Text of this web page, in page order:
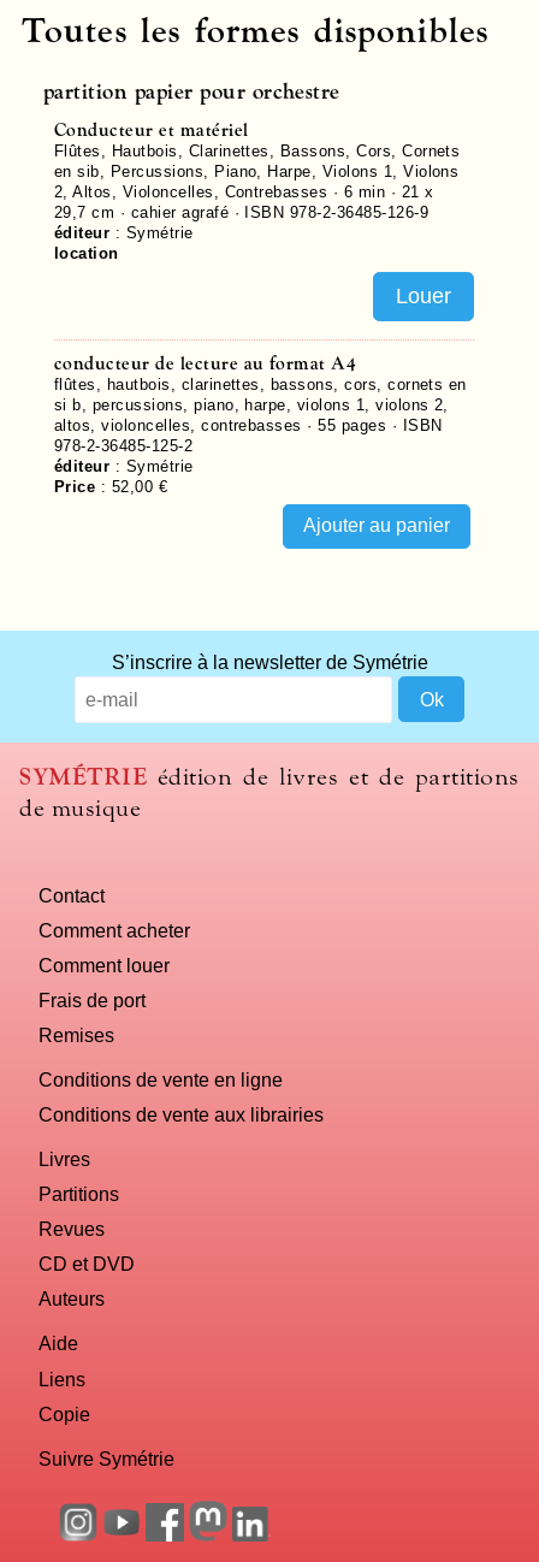
Toutes les formes disponibles
partition papier pour orchestre
Conducteur et matériel
Flûtes, Hautbois, Clarinettes, Bassons, Cors, Cornets
en sib, Percussions, Piano, Harpe, Violons 1, Violons
2, Altos, Violoncelles, Contrebasses · 6 min · 21 x
29,7 cm · cahier agrafé ·
ISBN 978-2-36485-126-9
éditeur : Symétrie
location
Louer
conducteur de lecture au format A4
flûtes, hautbois, clarinettes, bassons, cors, cornets en
si b, percussions, piano, harpe, violons 1, violons 2,
altos, violoncelles, contrebasses ·55 pages ·
ISBN
978-2-36485-125-2
éditeur : Symétrie
Price : 52,00 €
S’inscrire à la newsletter de Symétrie
SYMÉTRIE édition de livres et de partitions
de musique
Contact
Comment acheter
Comment louer
Frais de port
Remises
Conditions de vente en ligne
Conditions de vente aux librairies
Livres
Partitions
Revues
CD et DVD
Auteurs
Aide
Liens
Copie
Suivre Symétrie